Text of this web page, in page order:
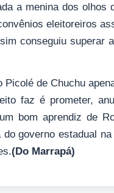
a menina dos olhos
eleitoreiros
conseguiu superar
Picolé de Chuchu
faz é prometer,
bom aprendiz de
governo estadual
(Do Marrapá)